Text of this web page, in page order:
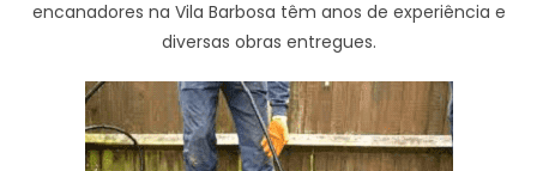
encanadores na Vila Barbosa têm anos de experiência e
diversas obras entregues.